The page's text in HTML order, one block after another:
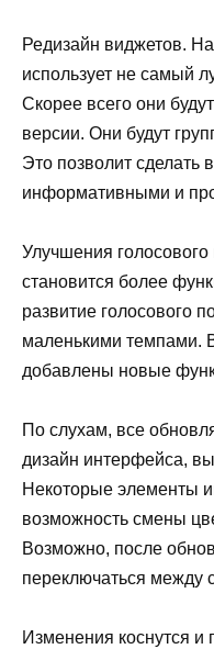
Редизайн виджетов.
использует не самый
Скорее всего они
версии. Они будут
Это позволит сделать
информативными и
Улучшения
становится более
развитие голосового
маленькими темпами.
добавлены новые
По слухам, все
дизайн интерфейса,
Некоторые элементы
возможность смены
Возможно, после
переключаться между
Изменения коснутся